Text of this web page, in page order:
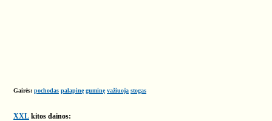
Gairės: pochodas palapinę guminę važiuoja stogas
XXL kitos dainos: